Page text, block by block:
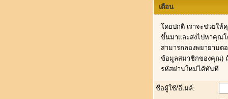
เตือน
โดยปกติ เราจะช่วยใ
ขึ้นมาและส่งไปหาคุณ
สามารถลองพยายาม
ข้อมูลสมาชิกของคุณ)
รหัสผ่านใหม่ได้ทันที
ชื่อผู้ใช้/อีเมล์: